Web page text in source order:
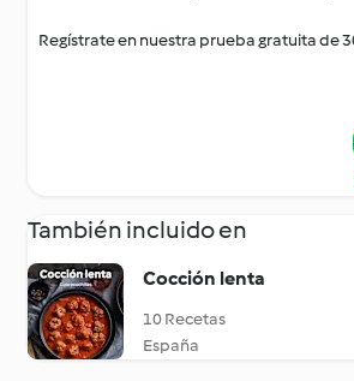
Regístrate en nuestra prueba gratuita de
También incluido en
Cocción lenta
10 Recetas
España